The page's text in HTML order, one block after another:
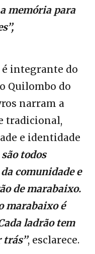
memória para
integrante do
Quilombo do
narram a
tradicional,
e identidade
são todos
comunidade e
de marabaixo.
marabaixo é
ladrão tem
, esclarece.